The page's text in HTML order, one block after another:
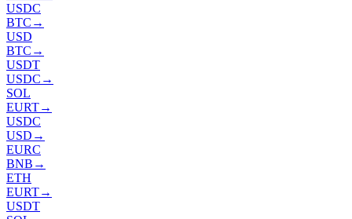
USDC
BTC →
USD
BTC →
USDT
USDC →
SOL
EURT→
USDC
USD →
EURC
BNB →
ETH
EURT→
USDT